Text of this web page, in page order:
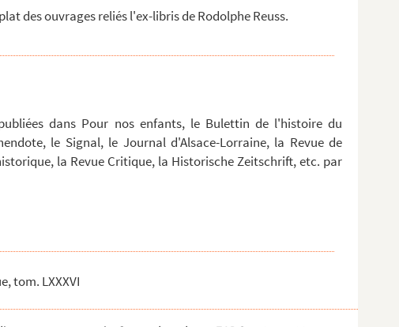
des ouvrages reliés l'ex-libris de Rodolphe Reuss.
dans Pour nos enfants, le Bulettin de l'histoire du
le Signal, le Journal d'Alsace-Lorraine, la Revue de
la Revue Critique, la Historische Zeitschrift, etc. par
tom. LXXXVI